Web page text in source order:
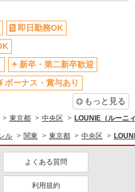
即日勤務OK
新卒・第二新卒歓迎
ボーナス・賞与あり
もっと見る
東京都 中央区 LOUNIE（ルーニ
ル 関東 東京都 中央区
よくある質問
利用規約